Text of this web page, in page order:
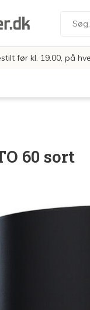
før kl. 19.00, på
60 sort